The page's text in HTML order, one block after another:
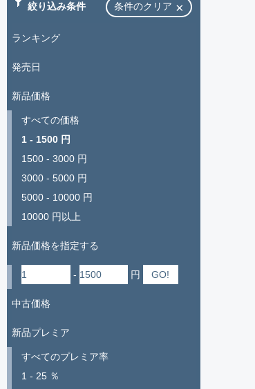
絞り込み条件 条件のクリア
ランキング
発売日
新品価格
すべての価格
1 - 1500 円
1500 - 3000 円
3000 - 5000 円
5000 - 10000 円
10000 円以上
新品価格を指定する
- 円
中古価格
新品プレミア
すべてのプレミア率
1 - 25 ％